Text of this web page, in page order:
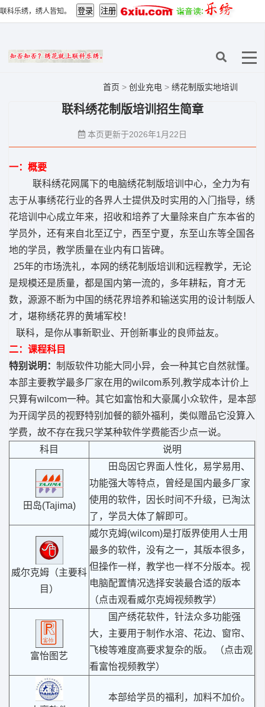
联科乐绣，绣人皆知。
首页 > 创业充电 > 绣花制版实地培训
联科绣花制版培训招生简章
本页更新于2026年1月22日
一：概要
联科绣花网属下的电脑绣花制版培训中心，全力为有
志于从事绣花行业的各界人士提供及时实用的入门指导，绣
花培训中心成立年来，招收和培养了大量除来自广东本省的
学员外，还有来自北至辽宁，西至宁夏，东至山东等全国各
地的学员，教学质量在业内有口皆碑。
25年的市场洗礼，本网的绣花制版培训和远程教学，无论
是规模还是质量，都是国内第一流的，多年耕耘，育才无
数，源源不断为中国的绣花界培养和输送实用的设计制版人
才，堪称绣花界的黄埔军校！
联科，是你从事新职业、开创新事业的良师益友。
二：课程科目
特别说明： 制版软件功能大同小异，会一种其它自然就懂。
本部主要教学最多厂家在用的wilcom系列,教学成本计价上
只算有wilcom一种。其它如富怡和大豪属小众软件，是本部
为开阔学员的视野特别加餐的额外福利，类似赠品它没算入
学费，故不存在我只学某种软件学费能否少点一说。
科目
说明
田岛(Tajima)
田岛因它界面人性化，易学易用、
功能强大等特点，曾经是国内最多厂家
使用的软件，因长时间不升级，已淘汰
了，学员大体了解即可。
威尔克姆（主要科
目）
威尔克姆(wilcom)是打版界使用人士用
最多的软件，没有之一，其版本很多，
但操作一样，教学也一样不分版本。视
电脑配置情况选择安装最合适的版本
（点击观看威尔克姆视频教学）
富怡图艺
国产绣花软件，针法众多功能强
大，主要用于制作水溶、花边、窗帘、
飞梭等难度高要求复杂的版。 （点击观
看富怡视频教学）
本部给学员的福利，加料不加价。